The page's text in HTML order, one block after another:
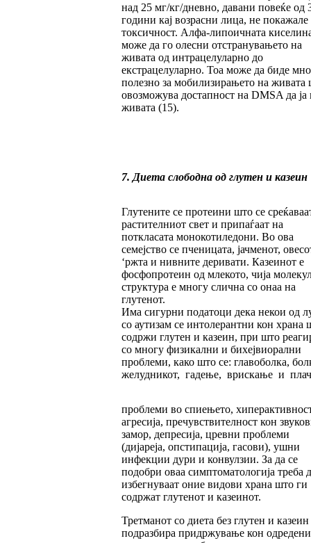
над 25 мг/кг/дневно, давани повеќе од
години кај возрасни лица, не покажале
токсичност. Алфа-липоичната
може да го олесни отстранувањето на
живата од интрацелуларно до
екстрацелуларно. Тоа може да биде
полезно за мобилизирањето на живата
овозможува достапност на DMSA да ја
живата (15).
7. Диета слободна од глутен и казеин
Глутените се протеини што се
растителниот свет и припаѓаат на
поткласата монокотиледони. Во ова
семејство се пченицата, јачменот,
‘ржта и нивните деривати. Казеинот е
фосфопротеин од млекото, чија
структура е многу слична со онаа на
глутенот.
Има сигурни податоци дека некои од
со аутизам се интолерантни кон храна
содржи глутен и казеин, при што
со многу физикални и бихејвиорални
проблеми, како што се: главоболка,
желудникот, гадење, врискање и
проблеми во спиењето,
агресија, пречувствителност кон
замор, депресија, цревни проблеми
(дијареја, опстипација, гасови), ушни
инфекции дури и конвулзии. За да се
подобри оваа симптоматологија треба
избегнуваат оние видови храна што ги
содржат глутенот и казеинот.
Третманот со диета без глутен и казеин
подразбира придржување кон одредени